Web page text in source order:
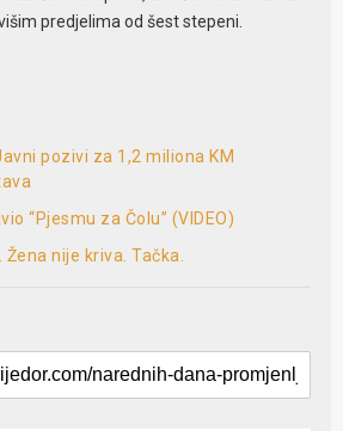
predjelima od šest stepeni.
pozivi za 1,2 miliona KM
“Pjesmu za Čolu” (VIDEO)
Žena nije kriva. Tačka.